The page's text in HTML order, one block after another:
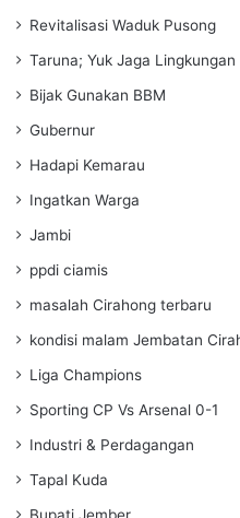
Revitalisasi Waduk Pusong
Taruna; Yuk Jaga Lingkungan
Bijak Gunakan BBM
Gubernur
Hadapi Kemarau
Ingatkan Warga
Jambi
ppdi ciamis
masalah Cirahong terbaru
kondisi malam Jembatan
Liga Champions
Sporting CP Vs Arsenal 0-1
Industri & Perdagangan
Tapal Kuda